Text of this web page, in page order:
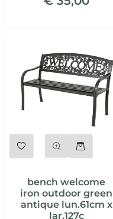
bench welcome
iron outdoor green
antique lun.61cm x
lar.127c